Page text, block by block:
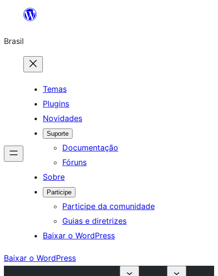
o
conteúdo
Brasil
Temas
Plugins
Novidades
Suporte
Documentação
Fóruns
Sobre
Participe
Participe da comunidade
Guias e diretrizes
Baixar o WordPress
Baixar o WordPress